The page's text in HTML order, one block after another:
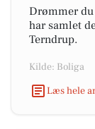
Drømmer
har samlet
Terndrup.
Kilde: Boliga
Læs hele